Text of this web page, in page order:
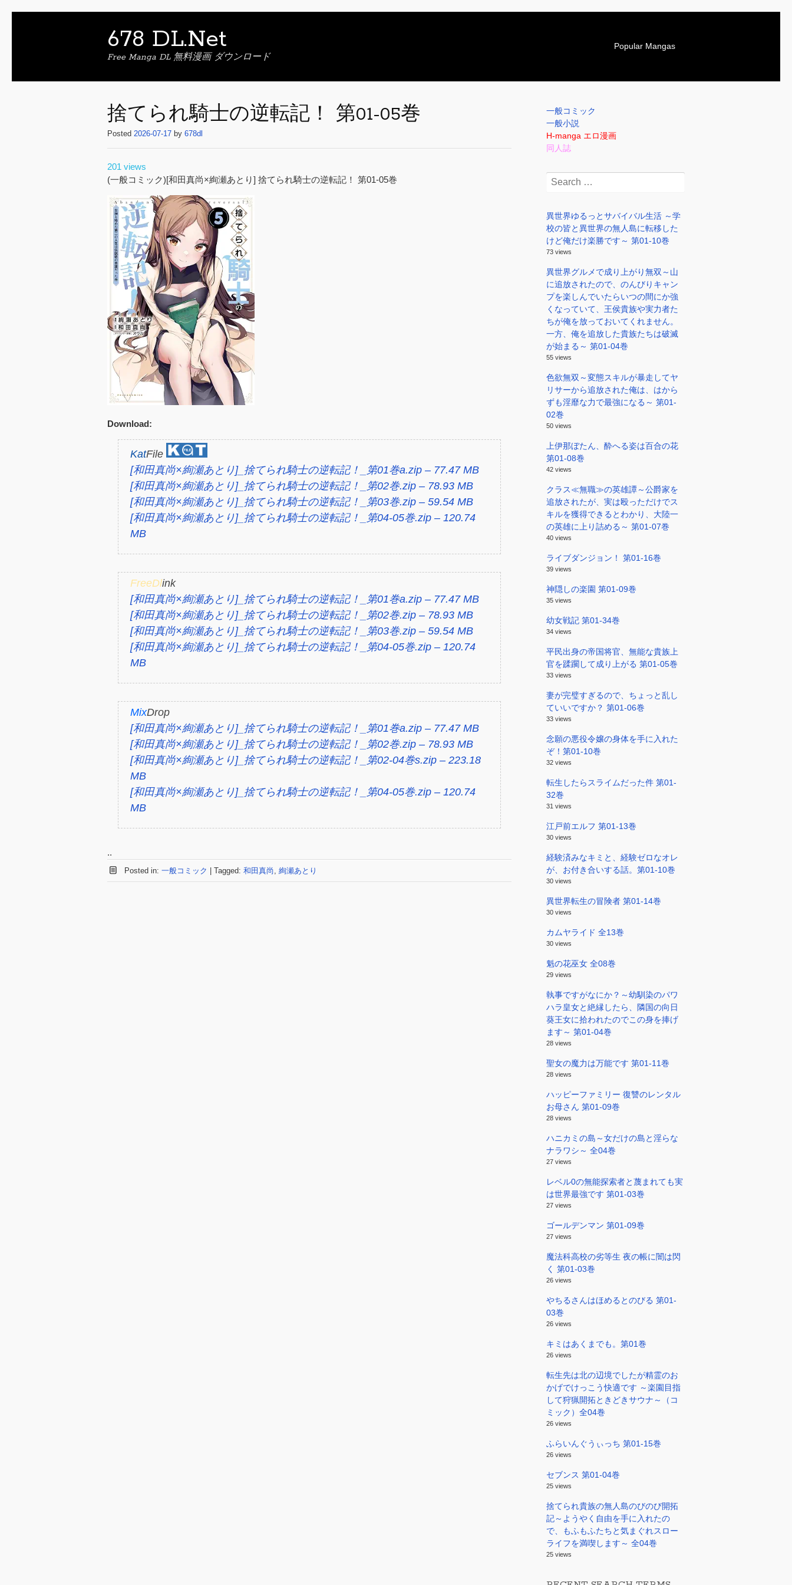
678 DL.Net
Free Manga DL 無料漫画 ダウンロード
S
p
o
Popular Mangas
捨てられ騎士の逆転記！ 第01-05巻
Posted 2026-07-17 by 678dl
201 views
(一般コミック)[和田真尚×絢瀬あとり] 捨てられ騎士の逆転記！ 第01-05巻
Download:
KatFile
[和田真尚×絢瀬あとり]_捨てられ騎士の逆転記！_第01巻a.zip – 77.47 MB
[和田真尚×絢瀬あとり]_捨てられ騎士の逆転記！_第02巻.zip – 78.93 MB
[和田真尚×絢瀬あとり]_捨てられ騎士の逆転記！_第03巻.zip – 59.54 MB
[和田真尚×絢瀬あとり]_捨てられ騎士の逆転記！_第04-05巻.zip – 120.74
MB
FreeDlink
[和田真尚×絢瀬あとり]_捨てられ騎士の逆転記！_第01巻a.zip – 77.47 MB
[和田真尚×絢瀬あとり]_捨てられ騎士の逆転記！_第02巻.zip – 78.93 MB
[和田真尚×絢瀬あとり]_捨てられ騎士の逆転記！_第03巻.zip – 59.54 MB
[和田真尚×絢瀬あとり]_捨てられ騎士の逆転記！_第04-05巻.zip – 120.74
MB
MixDrop
[和田真尚×絢瀬あとり]_捨てられ騎士の逆転記！_第01巻a.zip – 77.47 MB
[和田真尚×絢瀬あとり]_捨てられ騎士の逆転記！_第02巻.zip – 78.93 MB
[和田真尚×絢瀬あとり]_捨てられ騎士の逆転記！_第02-04巻s.zip – 223.18
MB
[和田真尚×絢瀬あとり]_捨てられ騎士の逆転記！_第04-05巻.zip – 120.74
MB
..
Posted in: 一般コミック | Tagged: 和田真尚 絢瀬あとり
一般コミック
一般小説
H-manga エロ漫画
同人誌
Search
異世界ゆるっとサバイバル生活 ～学
校の皆と異世界の無人島に転移した
けど俺だけ楽勝です～ 第01-10巻
73 views
異世界グルメで成り上がり無双～山
に追放されたので、のんびりキャン
プを楽しんでいたらいつの間にか強
くなっていて、王侯貴族や実力者た
ちが俺を放っておいてくれません。
一方、俺を追放した貴族たちは破滅
が始まる～ 第01-04巻
55 views
色欲無双～変態スキルが暴走してヤ
リサーから追放された俺は、はから
ずも淫靡な力で最強になる～ 第01-
02巻
50 views
上伊那ぼたん、酔へる姿は百合の花
第01-08巻
42 views
クラス≪無職≫の英雄譚～公爵家を
追放されたが、実は殴っただけでス
キルを獲得できるとわかり、大陸一
の英雄に上り詰める～ 第01-07巻
40 views
ライブダンジョン！ 第01-16巻
39 views
神隠しの楽園 第01-09巻
35 views
幼女戦記 第01-34巻
34 views
平民出身の帝国将官、無能な貴族上
官を蹂躙して成り上がる 第01-05巻
33 views
妻が完璧すぎるので、ちょっと乱し
ていいですか？ 第01-06巻
33 views
念願の悪役令嬢の身体を手に入れた
ぞ！第01-10巻
32 views
転生したらスライムだった件 第01-
32巻
31 views
江戸前エルフ 第01-13巻
30 views
経験済みなキミと、経験ゼロなオレ
が、お付き合いする話。第01-10巻
30 views
異世界転生の冒険者 第01-14巻
30 views
カムヤライド 全13巻
30 views
魁の花巫女 全08巻
29 views
執事ですがなにか？～幼馴染のパワ
ハラ皇女と絶縁したら、隣国の向日
葵王女に拾われたのでこの身を捧げ
ます～ 第01-04巻
28 views
聖女の魔力は万能です 第01-11巻
28 views
ハッピーファミリー 復讐のレンタル
お母さん 第01-09巻
28 views
ハニカミの島～女だけの島と淫らな
ナラワシ～ 全04巻
27 views
レベル0の無能探索者と蔑まれても実
は世界最強です 第01-03巻
27 views
ゴールデンマン 第01-09巻
27 views
魔法科高校の劣等生 夜の帳に闇は閃
く 第01-03巻
26 views
やちるさんはほめるとのびる 第01-
03巻
26 views
キミはあくまでも。第01巻
26 views
転生先は北の辺境でしたが精霊のお
かげでけっこう快適です ～楽園目指
して狩猟開拓ときどきサウナ～（コ
ミック）全04巻
26 views
ふらいんぐうぃっち 第01-15巻
26 views
セブンス 第01-04巻
25 views
捨てられ貴族の無人島のびのび開拓
記～ようやく自由を手に入れたの
で、もふもふたちと気まぐれスロー
ライフを満喫します～ 全04巻
25 views